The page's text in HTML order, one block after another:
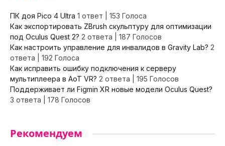
ПК доя Pico 4 Ultra 1 ответ
153 Голоса
Как экспортировать ZBrush скульптуру для оптимизации
под Oculus Quest 2? 2 ответа
187 Голосов
Как настроить управление для инвалидов в Gravity Lab? 2
ответа
192 Голоса
Как исправить ошибку подключения к серверу
мультиплеера в AoT VR? 2 ответа
195 Голосов
Поддерживает ли Figmin XR новые модели Oculus Quest?
3 ответа
178 Голосов
Рекомендуем